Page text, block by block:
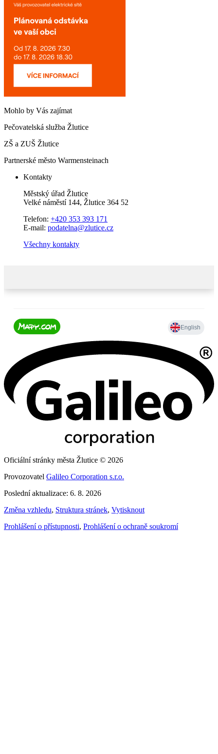
Mohlo by Vás zajímat
Pečovatelská služba Žlutice
ZŠ a ZUŠ Žlutice
Partnerské město Warmensteinach
Kontakty
Městský úřad Žlutice
Velké náměstí 144, Žlutice 364 52
Telefon: +420 353 393 171
E-mail: podatelna@zlutice.cz
Všechny kontakty
Oficiální stránky města Žlutice © 2026
Provozovatel Galileo Corporation s.r.o.
Poslední aktualizace: 6. 8. 2026
Změna vzhledu, Struktura stránek, Vytisknout
Prohlášení o přístupnosti, Prohlášení o ochraně soukromí